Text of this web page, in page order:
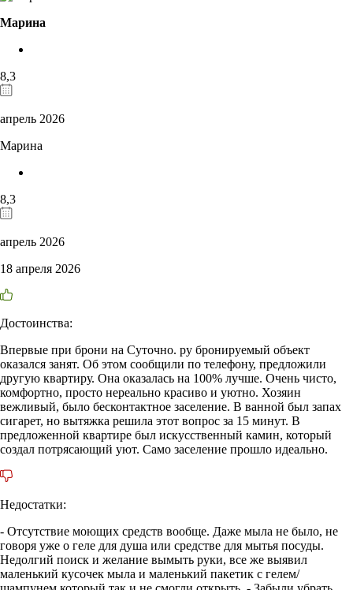
Марина
8,3
апрель 2026
Марина
8,3
апрель 2026
18 апреля 2026
Достоинства:
Впервые при брони на Суточно. ру бронируемый объект
оказался занят. Об этом сообщили по телефону, предложили
другую квартиру. Она оказалась на 100% лучше. Очень чисто,
комфортно, просто нереально красиво и уютно. Хозяин
вежливый, было бесконтактное заселение. В ванной был запах
сигарет, но вытяжка решила этот вопрос за 15 минут. В
предложенной квартире был искусственный камин, который
создал потрясающий уют. Само заселение прошло идеально.
Недостатки:
- Отсутствие моющих средств вообще. Даже мыла не было, не
говоря уже о геле для душа или средстве для мытья посуды.
Недолгий поиск и желание вымыть руки, все же выявил
маленький кусочек мыла и маленький пакетик с гелем/